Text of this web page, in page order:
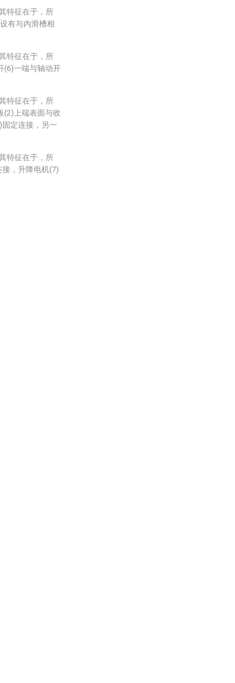
特征在于，所
有与内滑槽相
特征在于，所
(6)一端与轴动开
特征在于，所
(2)上端表面与收
定连接，另一
特征在于，所
，升降电机(7)